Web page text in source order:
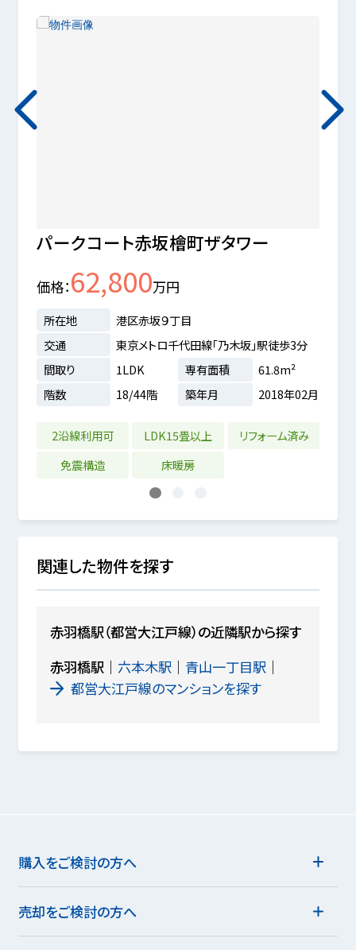
パークコート赤坂檜町ザタワー
価格 62,800万円
所在地
港区赤坂９丁目
交通
東京メトロ千代田線「乃木坂」駅徒歩3分
間取り
1LDK 専有面積
61.8m²
階数
18/44階 築年月 2018年02月
2沿線利用可 LDK15畳以上
リフォーム済み
免震構造
床暖房
1
関連した物件を探す
赤羽橋駅（都営大江戸線）の近隣駅から探す
赤羽橋駅
六本木駅
青山一丁目駅
都営大江戸線のマンションを探す
購入をご検討の方へ
売却をご検討の方へ